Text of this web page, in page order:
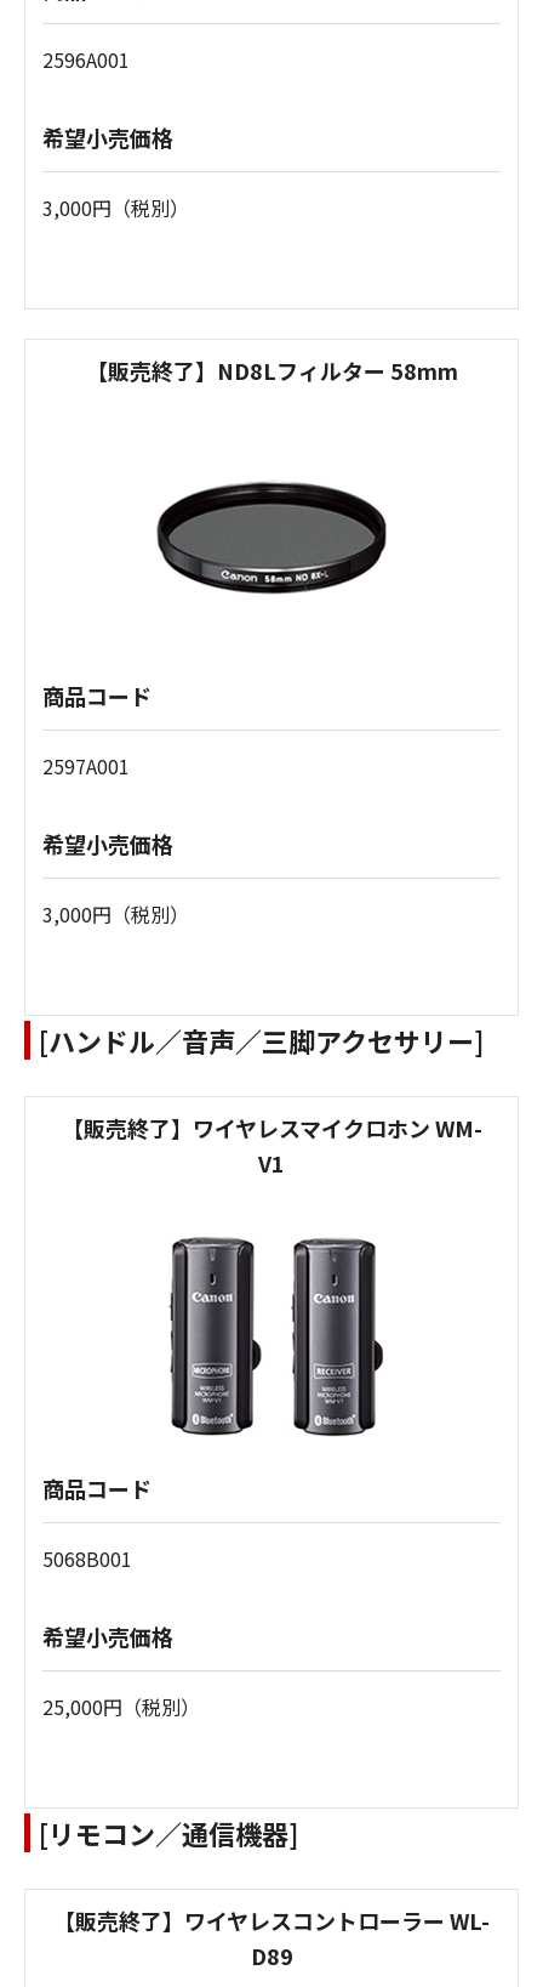
2596A001
希望小売価格
3,000円（税別）
【販売終了】ND8Lフィルター 58mm
商品コード
2597A001
希望小売価格
3,000円（税別）
[ハンドル／音声／三脚アクセサリー]
【販売終了】ワイヤレスマイクロホン WM-
V1
商品コード
5068B001
希望小売価格
25,000円（税別）
[リモコン／通信機器]
【販売終了】ワイヤレスコントローラー WL-
D89